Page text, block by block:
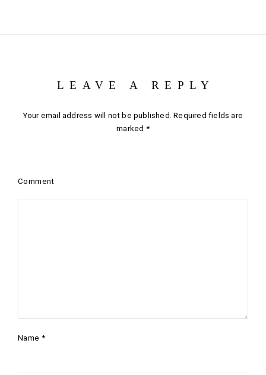
LEAVE A REPLY
Your email address will not be published. Required fields are
marked *
Comment
Name *